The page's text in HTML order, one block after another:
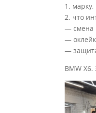
1. марку,
2. что
— смена
—
—
BMW